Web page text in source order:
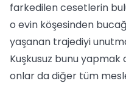
farkedilen cesetlerin
o evin köşesinden
yaşanan trajediyi
Kuşkusuz bunu yapmak
onlar da diğer tüm